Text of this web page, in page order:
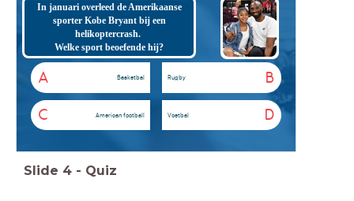
In januari overleed de Amerikaanse
sporter Kobe Bryant bij een
helikoptercrash.
Welke sport beoefende hij?
A Basketbal B
Rugby
C American football D
Voetbal
Slide 4 - Quiz